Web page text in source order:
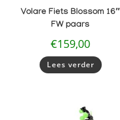
Volare Fiets Blossom 16″
FW paars
€159,00
Lees verder